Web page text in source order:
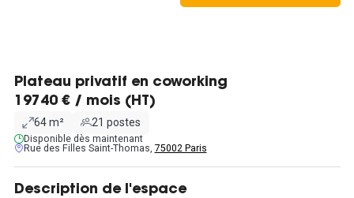
Plateau privatif en coworking
19740 € / mois (HT)
64 m² 21 postes
Disponible dès maintenant
Rue des Filles Saint-Thomas, 75002 Paris
Description de l'espace